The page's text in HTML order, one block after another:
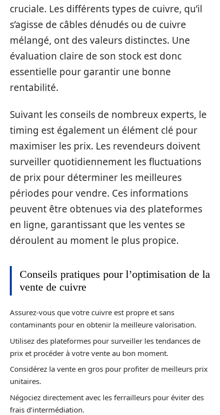
cruciale. Les différents types de cuivre, qu’il
s’agisse de câbles dénudés ou de cuivre
mélangé, ont des valeurs distinctes. Une
évaluation claire de son stock est donc
essentielle pour garantir une bonne
rentabilité.
Suivant les conseils de nombreux experts, le
timing est également un élément clé pour
maximiser les prix. Les revendeurs doivent
surveiller quotidiennement les fluctuations
de prix pour déterminer les meilleures
périodes pour vendre. Ces informations
peuvent être obtenues via des plateformes
en ligne, garantissant que les ventes se
déroulent au moment le plus propice.
Conseils pratiques pour l’optimisation de la
vente de cuivre
Assurez-vous que votre cuivre est propre et sans
contaminants pour en obtenir la meilleure valorisation.
Utilisez des plateformes pour surveiller les tendances de
prix et procéder à votre vente au bon moment.
Considérez la vente en gros pour profiter de meilleurs prix
unitaires.
Négociez directement avec les ferrailleurs pour éviter des
frais d’intermédiation.